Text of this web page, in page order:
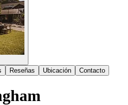
Reseñas Ubicación Contacto